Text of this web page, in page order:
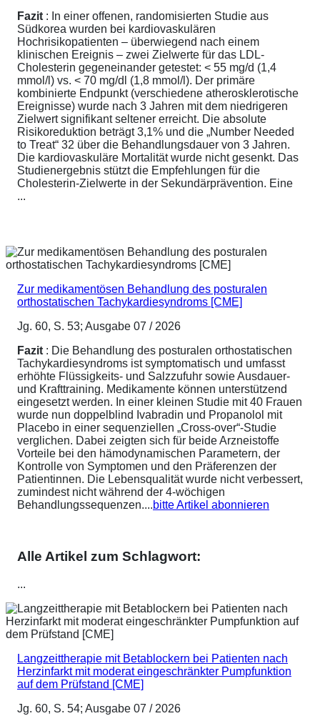
Fazit : In einer offenen, randomisierten Studie aus
Südkorea wurden bei kardiovaskulären
Hochrisikopatienten – überwiegend nach einem
klinischen Ereignis – zwei Zielwerte für das LDL-
Cholesterin gegeneinander getestet: < 55 mg/d (1,4
mmol/l) vs. < 70 mg/dl (1,8 mmol/l). Der primäre
kombinierte Endpunkt (verschiedene atherosklerotische
Ereignisse) wurde nach 3 Jahren mit dem niedrigeren
Zielwert signifikant seltener erreicht. Die absolute
Risikoreduktion beträgt 3,1% und die „Number Needed
to Treat“ 32 über die Behandlungsdauer von 3 Jahren.
Die kardiovaskuläre Mortalität wurde nicht gesenkt. Das
Studienergebnis stützt die Empfehlungen für die
Cholesterin-Zielwerte in der Sekundärprävention. Eine
...
Zur medikamentösen Behandlung des posturalen
orthostatischen Tachykardiesyndroms [CME]
Jg. 60, S. 53; Ausgabe 07 / 2026
Fazit : Die Behandlung des posturalen orthostatischen
Tachykardiesyndroms ist symptomatisch und umfasst
erhöhte Flüssigkeits- und Salzzufuhr sowie Ausdauer-
und Krafttraining. Medikamente können unterstützend
eingesetzt werden. In einer kleinen Studie mit 40 Frauen
wurde nun doppelblind Ivabradin und Propanolol mit
Placebo in einer sequenziellen „Cross-over“-Studie
verglichen. Dabei zeigten sich für beide Arzneistoffe
Vorteile bei den hämodynamischen Parametern, der
Kontrolle von Symptomen und den Präferenzen der
Patientinnen. Die Lebensqualität wurde nicht verbessert,
zumindest nicht während der 4-wöchigen
Behandlungssequenzen....bitte Artikel abonnieren
Alle Artikel zum Schlagwort:
...
Langzeittherapie mit Betablockern bei Patienten nach
Herzinfarkt mit moderat eingeschränkter Pumpfunktion
auf dem Prüfstand [CME]
Jg. 60, S. 54; Ausgabe 07 / 2026